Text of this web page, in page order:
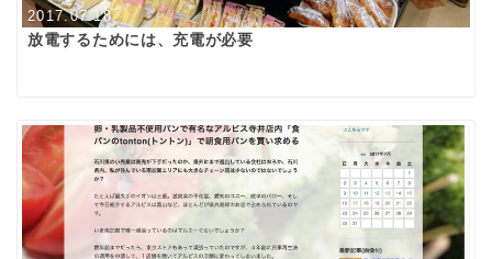
2017.07.18
放電するためには、充電が必要